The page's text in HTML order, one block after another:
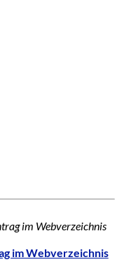
im Webverzeichnis
im Webverzeichnis